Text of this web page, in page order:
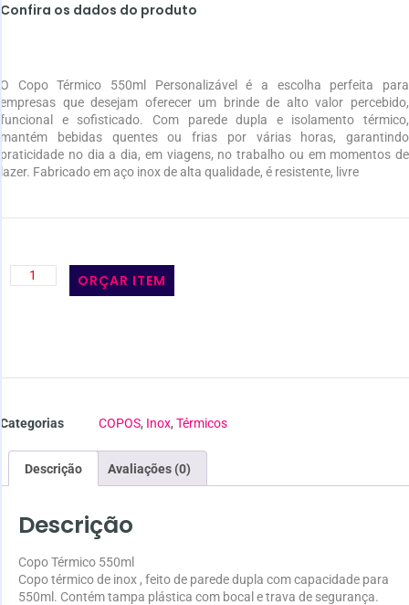
Confira os dados do produto
O Copo Térmico 550ml Personalizável é a escolha perfeita para
empresas que desejam oferecer um brinde de alto valor percebido,
funcional e sofisticado. Com parede dupla e isolamento térmico,
mantém bebidas quentes ou frias por várias horas, garantindo
praticidade no dia a dia, em viagens, no trabalho ou em momentos de
lazer. Fabricado em aço inox de alta qualidade, é resistente, livre
ORÇAR ITEM
Categorias COPOS, Inox, Térmicos
Descrição Avaliações (0)
Descrição
Copo Térmico 550ml
Copo térmico de inox , feito de parede dupla com capacidade para
550ml. Contém tampa plástica com bocal e trava de segurança.